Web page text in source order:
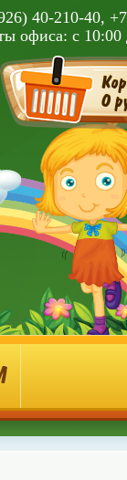
40-210-40,
офиса: с 10:00
0